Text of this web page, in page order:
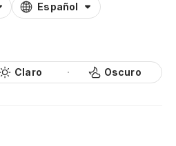
Español
Claro Oscuro